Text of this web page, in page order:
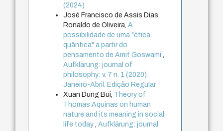
(2024)
José Francisco de Assis Dias,
Ronaldo de Oliveira,A
possibilidade de uma "ética
quântica" a partir do
pensamento de Amit Goswami,
Aufklärung: journal of
philosophy: v. 7 n. 1 (2020):
Janeiro-Abril. Edição Regular
Xuan Dung Bui, Theory of
Thomas Aquinas on human
nature and its meaning in social
life today,Aufklärung: journal